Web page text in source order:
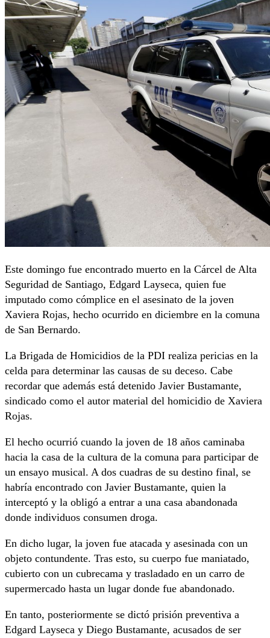
Este domingo fue encontrado muerto en la Cárcel de Alta
Seguridad de Santiago, Edgard Layseca, quien fue
imputado como cómplice en el asesinato de la joven
Xaviera Rojas, hecho ocurrido en diciembre en la comuna
de San Bernardo.
La Brigada de Homicidios de la PDI realiza pericias en la
celda para determinar las causas de su deceso. Cabe
recordar que además está detenido Javier Bustamante,
sindicado como el autor material del homicidio de Xaviera
Rojas.
El hecho ocurrió cuando la joven de 18 años caminaba
hacia la casa de la cultura de la comuna para participar de
un ensayo musical. A dos cuadras de su destino final, se
habría encontrado con Javier Bustamante, quien la
interceptó y la obligó a entrar a una casa abandonada
donde individuos consumen droga.
En dicho lugar, la joven fue atacada y asesinada con un
objeto contundente. Tras esto, su cuerpo fue maniatado,
cubierto con un cubrecama y trasladado en un carro de
supermercado hasta un lugar donde fue abandonado.
En tanto, posteriormente se dictó prisión preventiva a
Edgard Layseca y Diego Bustamante, acusados de ser